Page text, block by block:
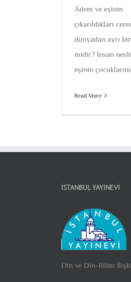
Âdem ve eşinin
çıkarıldıkları
dünyadan ayrı
midir? İnsan
eşinin
Read More
İSTANBUL YAYINEVI
Din ve Din-Bilim